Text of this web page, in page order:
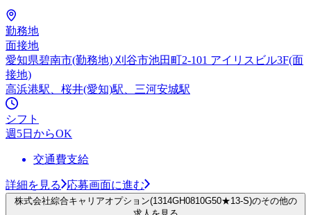
勤務地
面接地
愛知県碧南市(勤務地) 刈谷市池田町2-101 アイリスビル3F(面
接地)
高浜港駅、桜井(愛知)駅、三河安城駅
シフト
週5日からOK
交通費支給
詳細を見る 応募画面に進む
株式会社綜合キャリアオプション(1314GH0810G50★13-S)のその他の